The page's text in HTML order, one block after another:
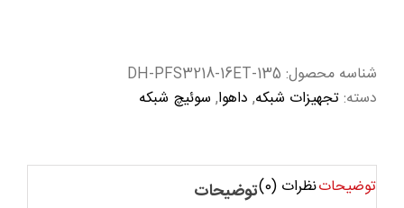
شناسه محصول: DH-PFS3218-16ET-135
دسته:تجهیزات شبکه, داهوا, سوئیچ شبکه
توضیحاتنظرات (0) توضیحات